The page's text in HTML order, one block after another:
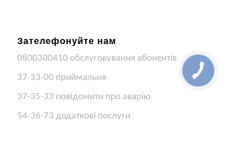
Зателефонуйте нам
0800300410 обслуговування абонентів
37-33-00 приймальня
37-35-33 повідомити про аварію
54-36-73 додаткові послуги